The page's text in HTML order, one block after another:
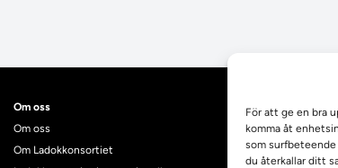
För att ge en bra
komma åt
som surfbeteende
du återkallar ditt
Om oss
Om oss
Om Ladokkonsortiet